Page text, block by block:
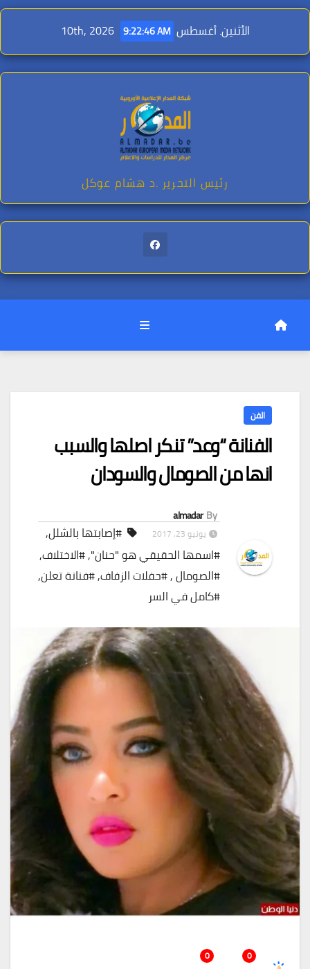
Skip
content
الأثنين. أغسطس 10th, 2026 9:22:48 AM
رئيس التحرير .د هشام عوكل
الفن
الفنانة “وعد” تنكر اصلها والسبب
انها من الصومال والسودان
By
almadar
يونيو 23, 2017 #إصابتها بالشلل,
#اسمها الحقيقي هو "حنان",#الاختلاف,
#الصومال ‏,#حفلات الزفاف,#فنانة تعلن,
#كامل في السر
0
0